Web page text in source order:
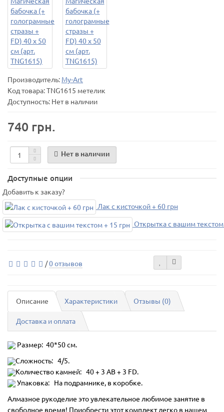
Производитель: My-Art
Код товара:TNG1615 метелик
Доступность: Нет в наличии
740 грн.
Нет в наличии
Доступные опции
Добавить к заказу?
Лак с кисточкой + 60 грн
Открытка с вашим текстом
/0 отзывов
Описание Характеристики Отзывы (0)
Доставка и оплата
Размер: 40*50 см.
Сложность: 4/5.
Количество камней: 40 + 3 AB + 3 FD.
Упаковка: На подрамнике, в коробке.
Алмазное рукоделие это увлекательное любимое занятие в
свободное время! Приобрести этот комплект легко в нашем